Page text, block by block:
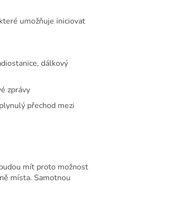
umožňuje iniciovat
dálkový
zprávy
přechod mezi
mít proto možnost
místa. Samotnou